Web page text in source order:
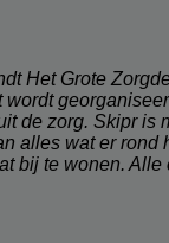
Het Grote
de zorg. Skipr is
alles wat er rond
bij te wonen.